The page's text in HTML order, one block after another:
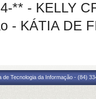
** - KELLY
- KÁTIA DE
de Tecnologia da Informação - (84)